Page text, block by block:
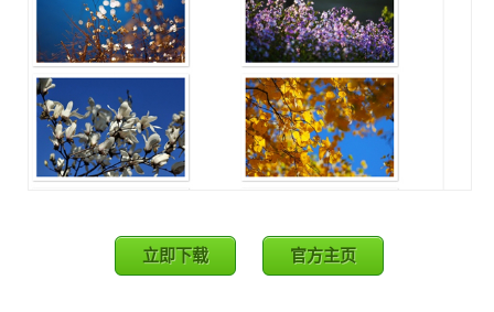
立即下载 官方主页